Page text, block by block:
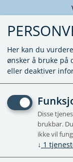
SC500
Her kan du
ønsker å bruke på
eller deaktiver
Disse
brukbar.
ikke vil
↓ 1